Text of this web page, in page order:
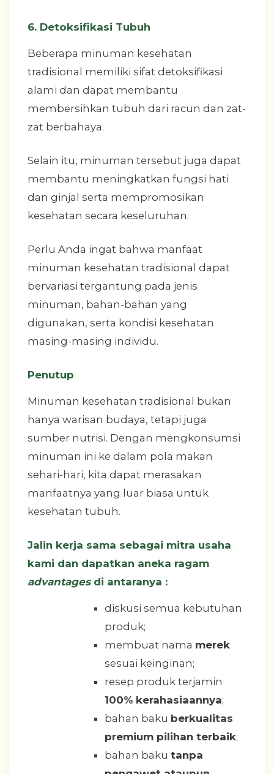
6. Detoksifikasi Tubuh
Beberapa minuman kesehatan
tradisional memiliki sifat detoksifikasi
alami dan dapat membantu
membersihkan tubuh dari racun dan zat-
zat berbahaya.
Selain itu, minuman tersebut juga dapat
membantu meningkatkan fungsi hati
dan ginjal serta mempromosikan
kesehatan secara keseluruhan.
Perlu Anda ingat bahwa manfaat
minuman kesehatan tradisional dapat
bervariasi tergantung pada jenis
minuman, bahan-bahan yang
digunakan, serta kondisi kesehatan
masing-masing individu.
Penutup
Minuman kesehatan tradisional bukan
hanya warisan budaya, tetapi juga
sumber nutrisi. Dengan mengkonsumsi
minuman ini ke dalam pola makan
sehari-hari, kita dapat merasakan
manfaatnya yang luar biasa untuk
kesehatan tubuh.
Jalin kerja sama sebagai mitra usaha
kami dan dapatkan aneka ragam
advantagesdi antaranya :
diskusi semua kebutuhan
produk;
membuat nama merek
sesuai keinginan;
resep produk terjamin
100% kerahasiaannya;
bahan baku berkualitas
premium pilihan terbaik;
bahan baku tanpa